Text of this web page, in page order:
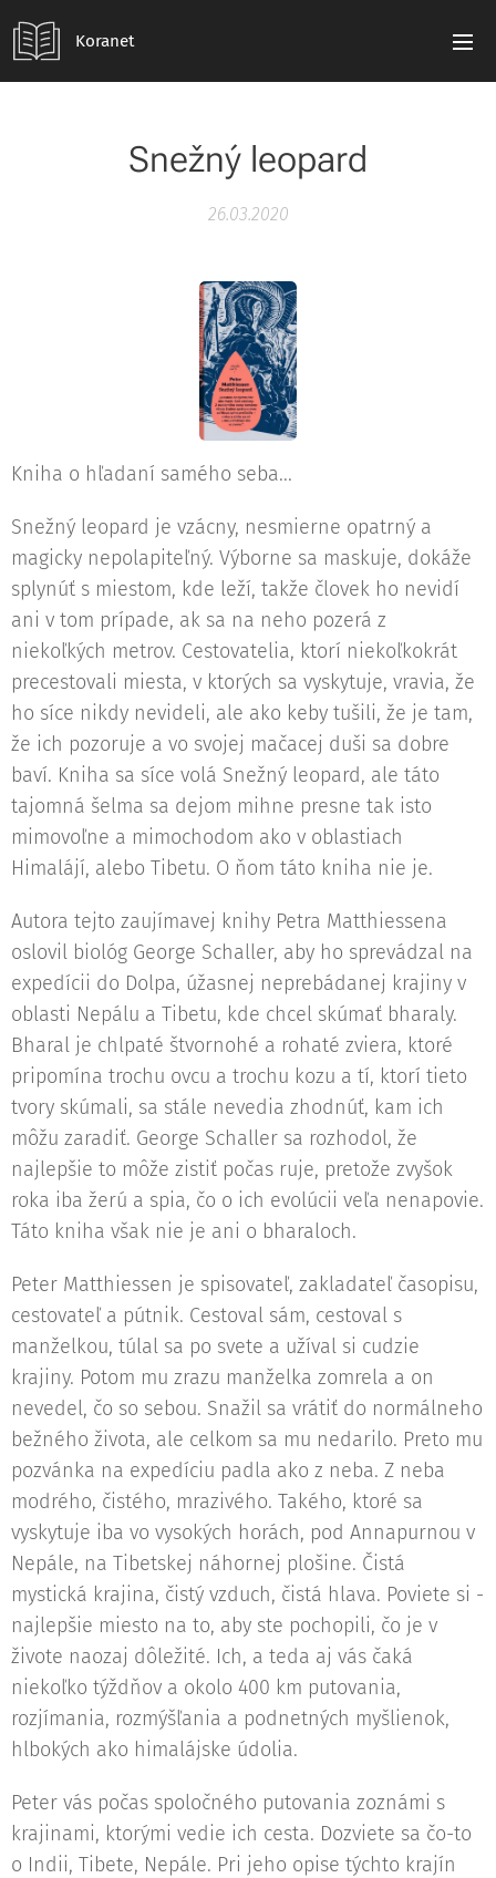
Koranet
Snežný leopard
26.03.2020
Kniha o hľadaní samého seba...
Snežný leopard je vzácny, nesmierne opatrný a
magicky nepolapiteľný. Výborne sa maskuje, dokáže
splynúť s miestom, kde leží, takže človek ho nevidí
ani v tom prípade, ak sa na neho pozerá z
niekoľkých metrov. Cestovatelia, ktorí niekoľkokrát
precestovali miesta, v ktorých sa vyskytuje, vravia, že
ho síce nikdy nevideli, ale ako keby tušili, že je tam,
že ich pozoruje a vo svojej mačacej duši sa dobre
baví. Kniha sa síce volá Snežný leopard, ale táto
tajomná šelma sa dejom mihne presne tak isto
mimovoľne a mimochodom ako v oblastiach
Himalájí, alebo Tibetu. O ňom táto kniha nie je.
Autora tejto zaujímavej knihy Petra Matthiessena
oslovil biológ George Schaller, aby ho sprevádzal na
expedícii do Dolpa, úžasnej neprebádanej krajiny v
oblasti Nepálu a Tibetu, kde chcel skúmať bharaly.
Bharal je chlpaté štvornohé a rohaté zviera, ktoré
pripomína trochu ovcu a trochu kozu a tí, ktorí tieto
tvory skúmali, sa stále nevedia zhodnúť, kam ich
môžu zaradiť. George Schaller sa rozhodol, že
najlepšie to môže zistiť počas ruje, pretože zvyšok
roka iba žerú a spia, čo o ich evolúcii veľa nenapovie.
Táto kniha však nie je ani o bharaloch.
Peter Matthiessen je spisovateľ, zakladateľ časopisu,
cestovateľ a pútnik. Cestoval sám, cestoval s
manželkou, túlal sa po svete a užíval si cudzie
krajiny. Potom mu zrazu manželka zomrela a on
nevedel, čo so sebou. Snažil sa vrátiť do normálneho
bežného života, ale celkom sa mu nedarilo. Preto mu
pozvánka na expedíciu padla ako z neba. Z neba
modrého, čistého, mrazivého. Takého, ktoré sa
vyskytuje iba vo vysokých horách, pod Annapurnou v
Nepále, na Tibetskej náhornej plošine. Čistá
mystická krajina, čistý vzduch, čistá hlava. Poviete si -
najlepšie miesto na to, aby ste pochopili, čo je v
živote naozaj dôležité. Ich, a teda aj vás čaká
niekoľko týždňov a okolo 400 km putovania,
rozjímania, rozmýšľania a podnetných myšlienok,
hlbokých ako himalájske údolia.
Peter vás počas spoločného putovania zoznámi s
krajinami, ktorými vedie ich cesta. Dozviete sa čo-to
o Indii, Tibete, Nepále. Pri jeho opise týchto krajín